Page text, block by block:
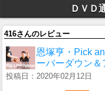
ＤＶＤ
416さんのレビュー
恩塚亨・Pick
ーバーダウン＆
投稿日：2020年02月12日